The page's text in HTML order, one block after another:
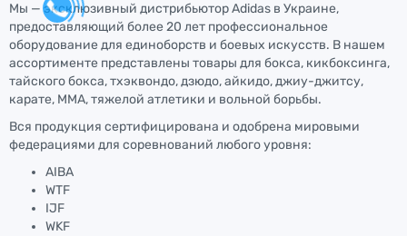
Мы — эксклюзивный дистрибьютор Adidas в Украине,
предоставляющий более 20 лет профессиональное
оборудование для единоборств и боевых искусств. В нашем
ассортименте представлены товары для бокса, кикбоксинга,
тайского бокса, тхэквондо, дзюдо, айкидо, джиу-джитсу,
карате, ММА, тяжелой атлетики и вольной борьбы.
Вся продукция сертифицирована и одобрена мировыми
федерациями для соревнований любого уровня:
AIBA
WTF
IJF
WKF